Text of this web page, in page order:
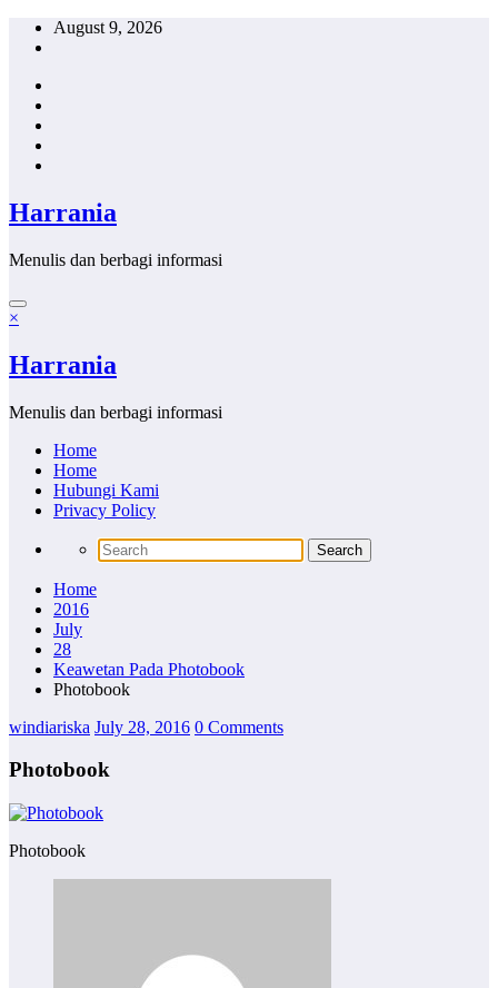
Skip
August 9, 2026
Harrania
Menulis dan berbagi informasi
×
Harrania
Menulis dan berbagi informasi
Home
Home
Hubungi Kami
Privacy Policy
Home
2016
July
28
Keawetan Pada Photobook
Photobook
windiariska July 28, 2016 0 Comments
Photobook
Photobook